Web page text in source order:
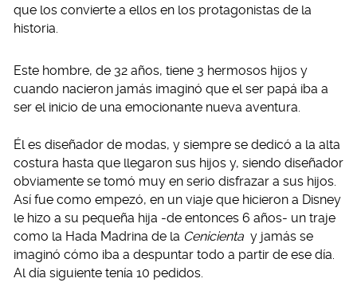
que los convierte a ellos en los protagonistas de la
historia.
Este hombre, de 32 años, tiene 3 hermosos hijos y
cuando nacieron jamás imaginó que el ser papá iba a
ser el inicio de una emocionante nueva aventura.
Él es diseñador de modas, y siempre se dedicó a la alta
costura hasta que llegaron sus hijos y, siendo diseñador
obviamente se tomó muy en serio disfrazar a sus hijos.
Así fue como empezó, en un viaje que hicieron a Disney
le hizo a su pequeña hija -de entonces 6 años- un traje
como la Hada Madrina de la Cenicienta y jamás se
imaginó cómo iba a despuntar todo a partir de ese día.
Al día siguiente tenía 10 pedidos.